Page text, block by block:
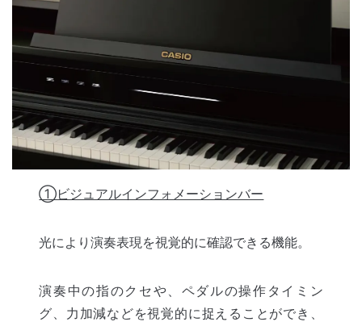
①ビジュアルインフォメーションバー
光により演奏表現を視覚的に確認できる機能。
演奏中の指のクセや、ペダルの操作タイミン
グ、力加減などを視覚的に捉えることができ、